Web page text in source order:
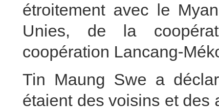
étroitement avec le
Unies, de la
coopération Lancang-
Tin Maung Swe a
étaient des voisins et des